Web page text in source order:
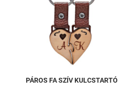
PÁROS FA SZÍV KULCSTARTÓ